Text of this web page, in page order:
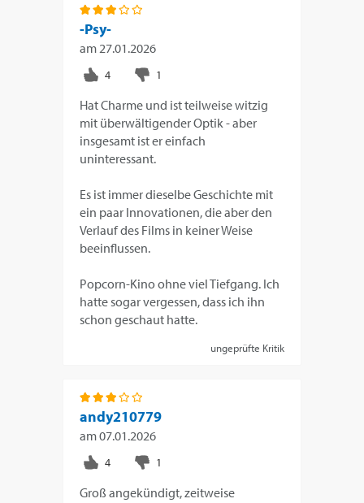
-Psy-
am27.01.2026
Hat Charme und ist teilweise witzig
mit überwältigender Optik - aber
insgesamt ist er einfach
uninteressant.
Es ist immer dieselbe Geschichte mit
ein paar Innovationen, die aber den
Verlauf des Films in keiner Weise
beeinflussen.
Popcorn-Kino ohne viel Tiefgang. Ich
hatte sogar vergessen, dass ich ihn
schon geschaut hatte.
ungeprüfte Kritik
andy210779
am07.01.2026
Groß angekündigt, zeitweise